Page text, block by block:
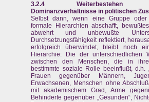
3.2.4 Weiterbestehen
Dominanzverhältnisse in politischen
Selbst dann, wenn eine Gruppe oder
formale Hierarchien abschafft,
abwehrt und unbewußte
Durchsetzungsfähigkeit reflektiert,
erfolgreich überwindet, bleibt noch
Hierarchie: Die der unterschiedlichen
zwischen den Menschen, die in
bestimmte soziale Rolle beeinflußt, d.h.
Frauen gegenüber Männern,
Erwachsenen, Menschen ohne
mit akademischem Grad, Arme
Behinderte gegenüber „Gesunden“,